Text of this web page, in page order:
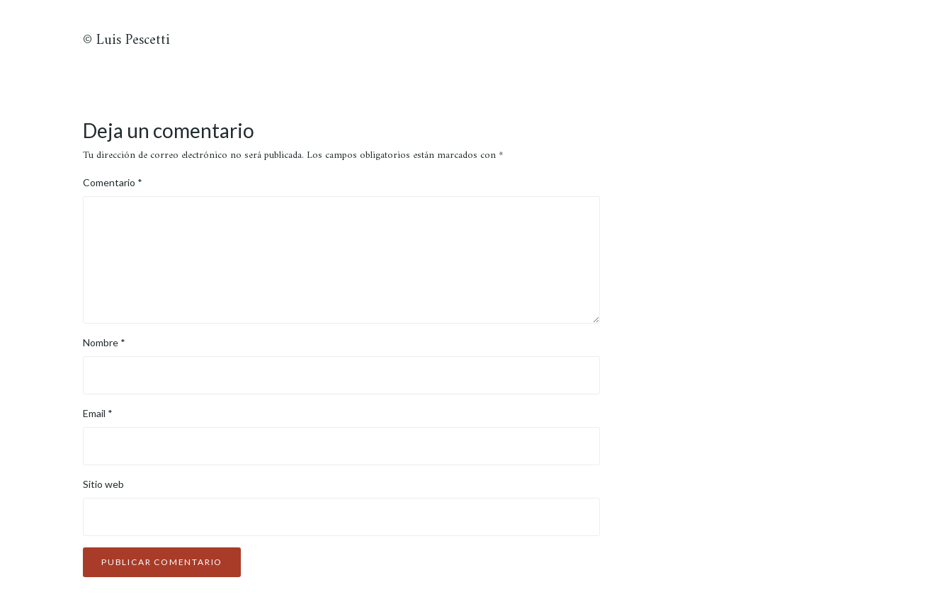
© Luis Pescetti
Deja un comentario
Tu dirección de correo electrónico no será publicada. Los campos obligatorios están marcados con *
Comentario *
Nombre *
Email *
Sitio web